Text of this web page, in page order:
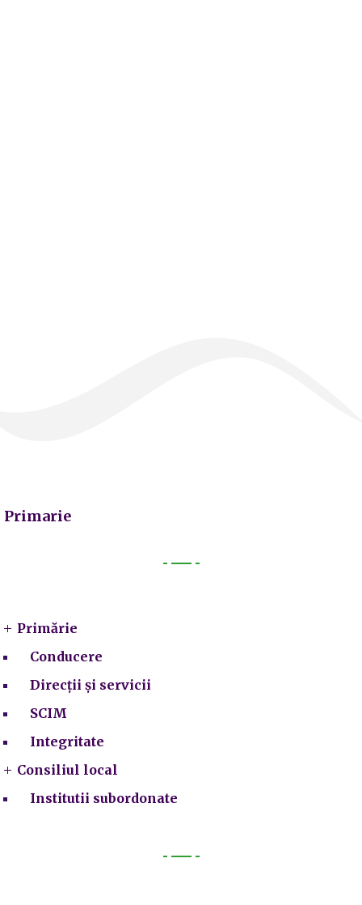
Primarie
Primărie
Conducere
Direcții și servicii
SCIM
Integritate
Consiliul local
Institutii subordonate